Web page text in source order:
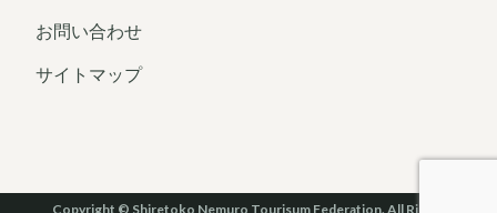
お問い合わせ
サイトマップ
Copyright © Shiretoko Nemuro Tourisum Federation. All Rights